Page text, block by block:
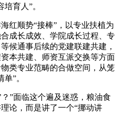
育人”。
顺势“接棒”，以专业扶植为
成长成效、学院成长过程、专
候通事后续的党建联建共建，
本共建、师资互派交换等方面
类专业范畴的合做空间，从笼
”。
”面临这个遍及迷惑，粮油食
论，而是讲了一个“挪动讲